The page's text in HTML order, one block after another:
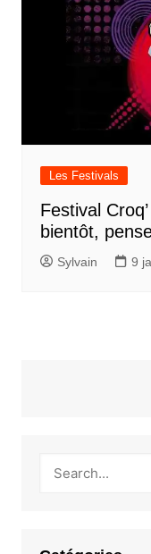
Les Festivals
Festival
bientôt,
Sylvain 9